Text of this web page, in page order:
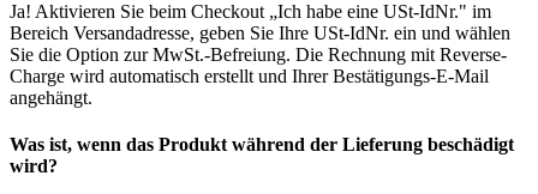
Ja! Aktivieren Sie beim Checkout „Ich habe eine USt-IdNr." im
Bereich Versandadresse, geben Sie Ihre USt-IdNr. ein und wählen
Sie die Option zur MwSt.-Befreiung. Die Rechnung mit Reverse-
Charge wird automatisch erstellt und Ihrer Bestätigungs-E-Mail
angehängt.
Was ist, wenn das Produkt während der Lieferung beschädigt
wird?